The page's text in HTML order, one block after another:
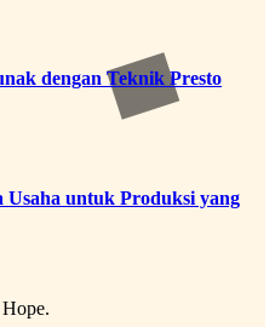
dengan Teknik Presto
Usaha untuk Produksi yang